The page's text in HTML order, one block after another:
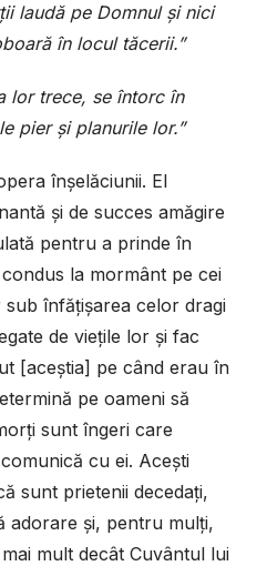
laudă pe Domnul și nici
în locul tăcerii.”
lor trece, se întorc în
pier și planurile lor.”
înșelăciunii. El
și de succes amăgire
pentru a prinde în
la mormânt pe cei
înfățișarea celor dragi
de viețile lor și fac
[aceștia] pe când erau în
pe oameni să
sunt îngeri care
cu ei. Acești
sunt prietenii decedați,
adorare și, pentru mulți,
mult decât Cuvântul lui